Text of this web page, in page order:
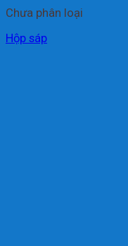
Chưa phân loại
Hộp sáp